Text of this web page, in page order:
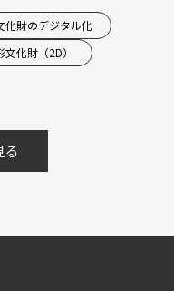
化財のデジタル化
文化財（2D）